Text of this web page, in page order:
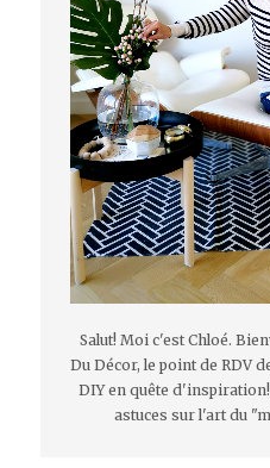
Salut! Moi c'est Chloé.
Du Décor, le point de RDV
DIY en quête
astuces sur l'art du